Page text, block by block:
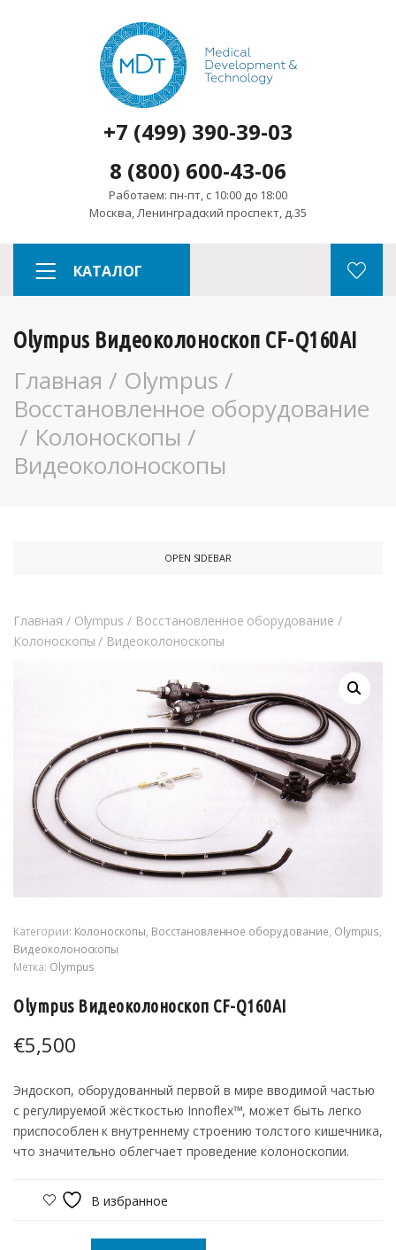
+7 (499) 390-39-03
8 (800) 600-43-06
Работаем: пн-пт, с 10:00 до 18:00
Москва, Ленинградский проспект, д.35
КАТАЛОГ
Olympus Видеоколоноскоп CF-Q160AI
Главная / Olympus /
Восстановленное оборудование
/ Колоноскопы /
Видеоколоноскопы
OPEN SIDEBAR
Главная / Olympus / Восстановленное оборудование /
Колоноскопы / Видеоколоноскопы
Категории: Колоноскопы Восстановленное оборудование Olympus
Видеоколоноскопы
Метка: Olympus
Olympus Видеоколоноскоп CF-Q160AI
€5,500
Эндоскоп, оборудованный первой в мире вводимой частью
с регулируемой жёсткостью Innoflex™, может быть легко
приспособлен к внутреннему строению толстого кишечника,
что значительно облегчает проведение колоноскопии.
В избранное